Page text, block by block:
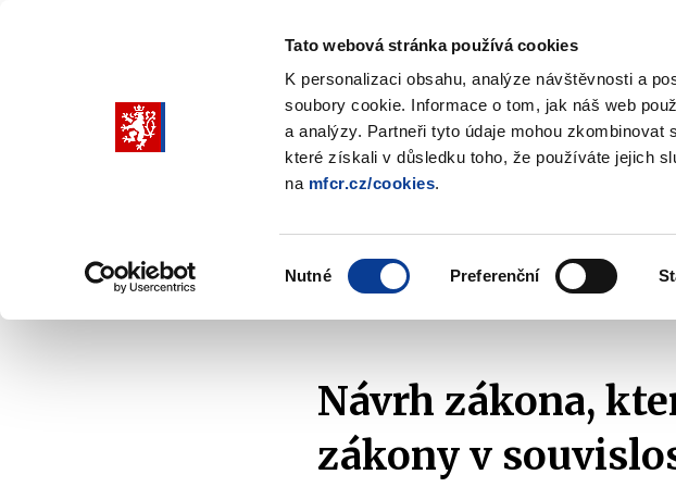
Tato webová stránka používá cookies
K personalizaci obsahu, analýze návštěvnosti a
soubory cookie. Informace o tom, jak náš web
a analýzy. Partneři tyto údaje mohou
které získali v důsledku toho, že používáte jejich
na mfcr.cz/cookies.
Nutné Preferenční
submenu
submenu
politika
Kapitálový trh Podnikání na kapitálovém trhu
Návrh zákona,
zákony v